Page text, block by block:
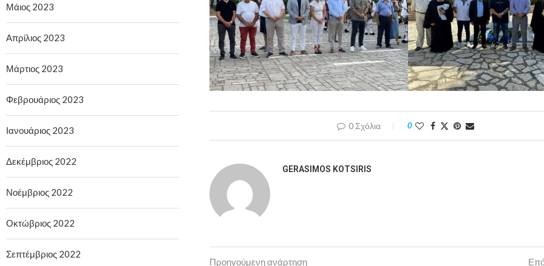
0 Σχόλια 0
GERASIMOS KOTSIRIS
Προηγούμενη ανάρτηση
Μάιος 2023
Απρίλιος 2023
Μάρτιος 2023
Φεβρουάριος 2023
Ιανουάριος 2023
Δεκέμβριος 2022
Νοέμβριος 2022
Οκτώβριος 2022
Σεπτέμβριος 2022